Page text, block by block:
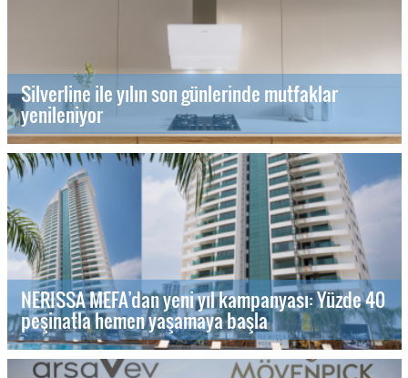
Silverline ile yılın son günlerinde mutfaklar
yenileniyor
NERISSA MEFA’dan yeni yıl kampanyası: Yüzde 40
peşinatla hemen yaşamaya başla